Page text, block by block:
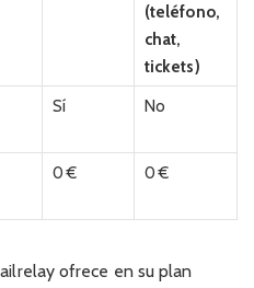
(teléfono,
chat,
tickets)
Sí No
0 € 0 €
ofrece en su plan